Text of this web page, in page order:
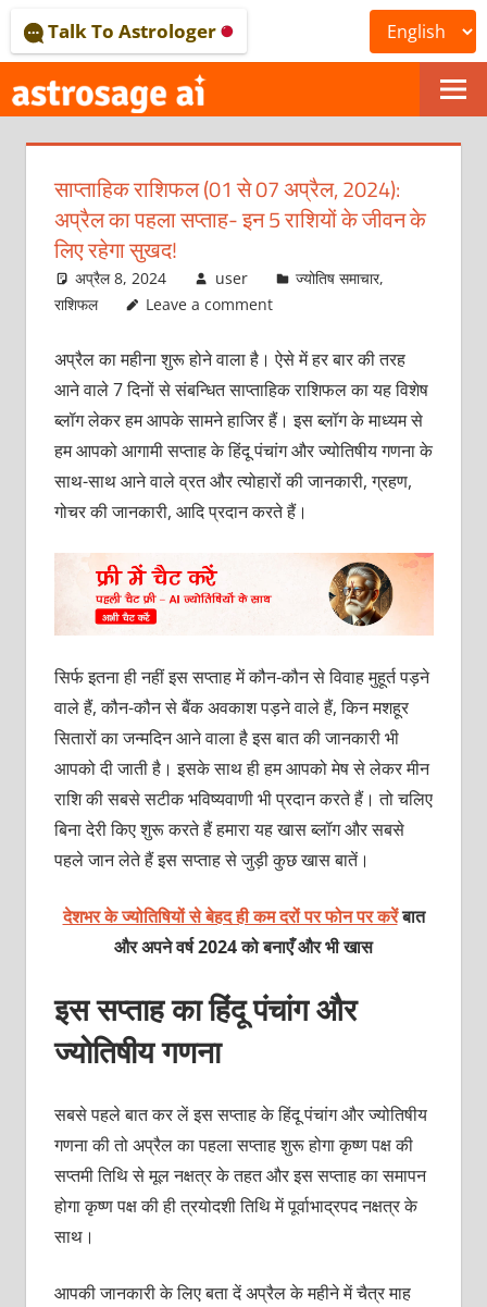
to
content
ONLINE
ASTROLOGICAL
JOURNAL
–
ASTROSAGE
MAGAZINE
Talk To Astrologer
साप्ताहिक राशिफल (01 से 07 अप्रैल, 2024):
अप्रैल का पहला सप्ताह- इन 5 राशियों के जीवन के
लिए रहेगा सुखद!
अप्रैल 8, 2024 user ज्योतिष समाचार,
राशिफल
Leave a comment
अप्रैल का महीना शुरू होने वाला है। ऐसे में हर बार की तरह
आने वाले 7 दिनों से संबन्धित साप्ताहिक राशिफल का यह विशेष
ब्लॉग लेकर हम आपके सामने हाजिर हैं। इस ब्लॉग के माध्यम से
हम आपको आगामी सप्ताह के हिंदू पंचांग और ज्योतिषीय गणना के
साथ-साथ आने वाले व्रत और त्योहारों की जानकारी, ग्रहण,
गोचर की जानकारी, आदि प्रदान करते हैं।
सिर्फ इतना ही नहीं इस सप्ताह में कौन-कौन से विवाह मुहूर्त पड़ने
वाले हैं, कौन-कौन से बैंक अवकाश पड़ने वाले हैं, किन मशहूर
सितारों का जन्मदिन आने वाला है इस बात की जानकारी भी
आपको दी जाती है। इसके साथ ही हम आपको मेष से लेकर मीन
राशि की सबसे सटीक भविष्यवाणी भी प्रदान करते हैं। तो चलिए
बिना देरी किए शुरू करते हैं हमारा यह खास ब्लॉग और सबसे
पहले जान लेते हैं इस सप्ताह से जुड़ी कुछ खास बातें।
देशभर के ज्योतिषियों से बेहद ही कम दरों पर फोन पर करेंबात
और अपने वर्ष 2024 को बनाएँ और भी खास
इस सप्ताह का हिंदू पंचांग और
ज्योतिषीय गणना
सबसे पहले बात कर लें इस सप्ताह के हिंदू पंचांग और ज्योतिषीय
गणना की तो अप्रैल का पहला सप्ताह शुरू होगा कृष्ण पक्ष की
सप्तमी तिथि से मूल नक्षत्र के तहत और इस सप्ताह का समापन
होगा कृष्ण पक्ष की ही त्रयोदशी तिथि में पूर्वाभाद्रपद नक्षत्र के
साथ।
आपकी जानकारी के लिए बता दें अप्रैल के महीने में चैत्र माह